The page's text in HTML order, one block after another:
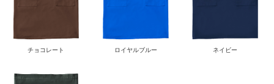
チョコレート ロイヤルブルー ネイビー